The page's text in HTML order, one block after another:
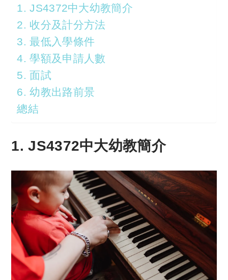
1. JS4372中大幼教簡介
2. 收分及計分方法
3. 最低入學條件
4. 學額及申請人數
5. 面試
6. 幼教出路前景
總結
1. JS4372中大幼教簡介